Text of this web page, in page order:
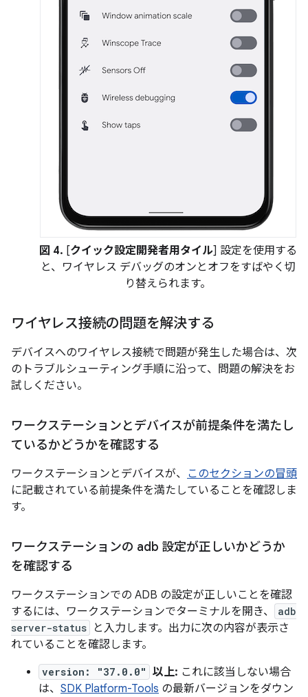
図 4. [クイック設定開発者用タイル] 設定を使用する
と、ワイヤレス デバッグのオンとオフをすばやく切
り替えられます。
ワイヤレス接続の問題を解決する
デバイスへのワイヤレス接続で問題が発生した場合は、次
のトラブルシューティング手順に沿って、問題の解決をお
試しください。
ワークステーションとデバイスが前提条件を満たし
ているかどうかを確認する
ワークステーションとデバイスが、 このセクションの冒頭
に記載されている前提条件を満たしていることを確認しま
す。
ワークステーションの adb 設定が正しいかどうか
を確認する
ワークステーションでの ADB の設定が正しいことを確認
するには、ワークステーションでターミナルを開き、
adb
server-status
と入力します。出力に次の内容が表示さ
れていることを確認します。
version: "37.0.0" 以上: これに該当しない場合
は、 SDK Platform-Tools の最新バージョンをダウン